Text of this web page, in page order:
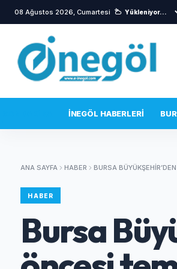
08 Ağustos 2026, Cumartesi •
İNEGÖL HABERLERI
ANA SAYFA HABER BURSA
HABER
Bursa